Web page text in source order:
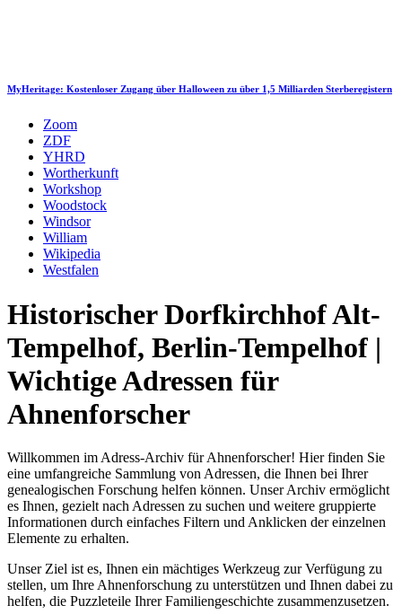
MyHeritage: Kostenloser Zugang über Halloween zu über 1,5 Milliarden Sterberegistern
Zoom
ZDF
YHRD
Wortherkunft
Workshop
Woodstock
Windsor
William
Wikipedia
Westfalen
Historischer Dorfkirchhof Alt-
Tempelhof, Berlin-Tempelhof |
Wichtige Adressen für
Ahnenforscher
Willkommen im Adress-Archiv für Ahnenforscher! Hier finden Sie
eine umfangreiche Sammlung von Adressen, die Ihnen bei Ihrer
genealogischen Forschung helfen können. Unser Archiv ermöglicht
es Ihnen, gezielt nach Adressen zu suchen und weitere gruppierte
Informationen durch einfaches Filtern und Anklicken der einzelnen
Elemente zu erhalten.
Unser Ziel ist es, Ihnen ein mächtiges Werkzeug zur Verfügung zu
stellen, um Ihre Ahnenforschung zu unterstützen und Ihnen dabei zu
helfen, die Puzzleteile Ihrer Familiengeschichte zusammenzusetzen.